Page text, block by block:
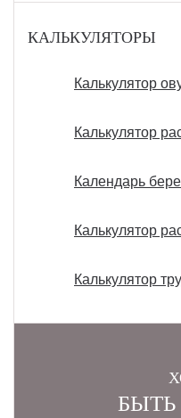
КАЛЬКУЛЯТОРЫ
Калькулятор
Калькулятор
Календарь
Калькулятор
Калькулятор
БЫТЬ